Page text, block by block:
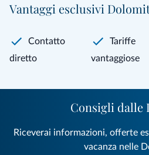
Vantaggi esclusivi
Contatto
diretto
Tariffe
vantaggiose
Consigli dalle
Riceverai informazioni, offerte
vacanza nelle